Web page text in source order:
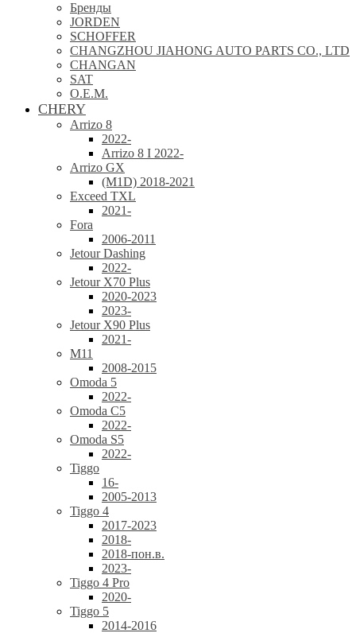
Бренды
JORDEN
SCHOFFER
CHANGZHOU JIAHONG AUTO PARTS CO., LTD
CHANGAN
SAT
O.E.M.
CHERY
Arrizo 8
2022-
Arrizo 8 I 2022-
Arrizo GX
(M1D) 2018-2021
Exceed TXL
2021-
Fora
2006-2011
Jetour Dashing
2022-
Jetour X70 Plus
2020-2023
2023-
Jetour X90 Plus
2021-
M11
2008-2015
Omoda 5
2022-
Omoda C5
2022-
Omoda S5
2022-
Tiggo
16-
2005-2013
Tiggo 4
2017-2023
2018-
2018-пон.в.
2023-
Tiggo 4 Pro
2020-
Tiggo 5
2014-2016